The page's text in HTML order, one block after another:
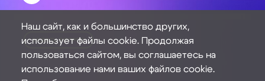
ЗАДАТЬ ВОПРОС
Наш сайт, как и большинство других,
использует файлы cookie. Продолжая
пользоваться сайтом, вы соглашаетесь на
использование нами ваших файлов cookie.